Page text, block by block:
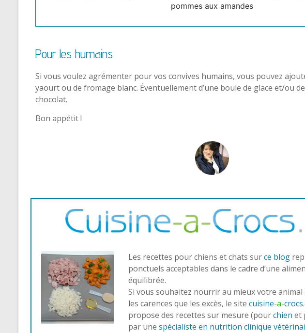
pommes aux amandes
Pour les humains
Si vous voulez agrémenter pour vos convives humains, vous pouvez
yaourt ou de fromage blanc. Éventuellement d’une boule de glace et/ou
chocolat.
Bon appétit !
Les recettes pour chiens et chats surce blog
ponctuels acceptables dans le cadre d’une
équilibrée.
Si vous souhaitez nourrir au mieux votre
les carences que les excès, le site cuisine-a-crocs
propose des recettes sur mesure (pourchien et
par une spécialiste en nutrition clinique